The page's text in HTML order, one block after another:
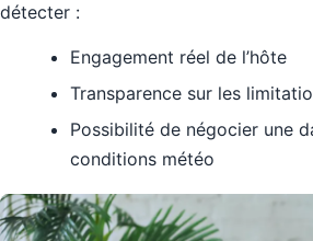
détecter :
Engagement réel de l’hôte
Transparence sur les
Possibilité de négocier une
conditions météo